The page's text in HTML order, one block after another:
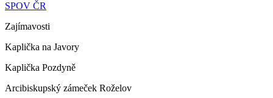
SPOV ČR
Zajímavosti
Kaplička na Javory
Kaplička Pozdyně
Arcibiskupský zámeček Roželov